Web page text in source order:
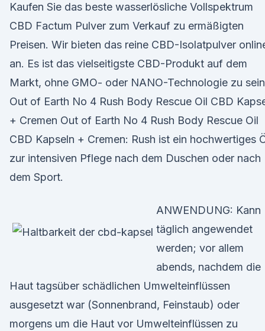
Kaufen Sie das beste wasserlösliche Vollspektrum
CBD Factum Pulver zum Verkauf zu ermäßigten
Preisen. Wir bieten das reine CBD-Isolatpulver
an. Es ist das vielseitigste CBD-Produkt auf dem
Markt, ohne GMO- oder NANO-Technologie zu
Out of Earth No 4 Rush Body Rescue Oil CBD
+ Cremen Out of Earth No 4 Rush Body Rescue Oil
CBD Kapseln + Cremen: Rush ist ein hochwertiges
zur intensiven Pflege nach dem Duschen oder nach
dem Sport.
ANWENDUNG: Kann
täglich angewendet
werden; vor allem
abends, nachdem die
Haut tagsüber schädlichen Umwelteinflüssen
ausgesetzt war (Sonnenbrand, Feinstaub) oder
morgens um die Haut vor Umwelteinflüssen zu